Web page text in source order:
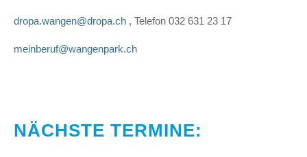
dropa.wangen@dropa.ch , Telefon 032 631 23 17
meinberuf@wangenpark.ch
NÄCHSTE TERMINE: